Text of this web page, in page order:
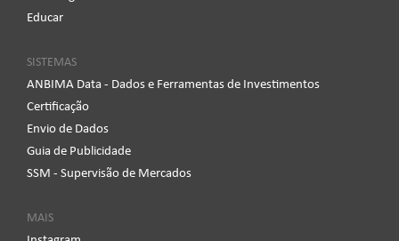
Educar
SISTEMAS
ANBIMA Data - Dados e Ferramentas de Investimentos
Certificação
Envio de Dados
Guia de Publicidade
SSM - Supervisão de Mercados
MAIS